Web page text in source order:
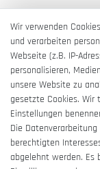
Wir verwenden
und verarbeiten
Webseite (z.B. IP-
personalisieren,
unsere Website zu
gesetzte Cookies.
Einstellungen
Die
berechtigten
abgelehnt werden. Es